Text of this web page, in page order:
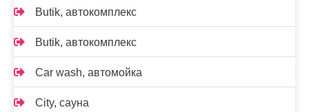
Butik, автокомплекс
Butik, автокомплекс
Car wash, автомойка
City, сауна